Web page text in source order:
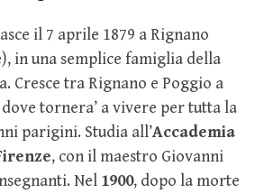
il 7 aprile 1879 a Rignano
in una semplice famiglia della
Cresce tra Rignano e Poggio a
tornera’ a vivere per tutta la
parigini. Studia all’Accademia
, con il maestro Giovanni
Nel 1900, dopo la morte